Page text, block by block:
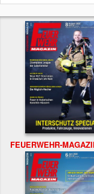
FEUERWEHR-